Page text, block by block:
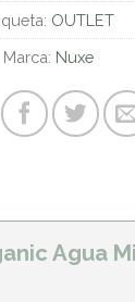
OUTLET
Marca: Nuxe
Agua